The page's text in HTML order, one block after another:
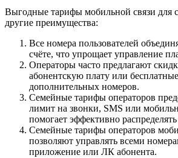
Выгодные тарифы мобильной связи для
другие преимущества:
Все номера пользователей
счёте, что упрощает управление
Операторы часто предлагают
абонентскую плату или
дополнительных номеров.
Семейные тарифы операторов
лимит на звонки, SMS или
помогает эффективно
Семейные тарифы операторов
позволяют управлять всеми
приложение или ЛК абонента.